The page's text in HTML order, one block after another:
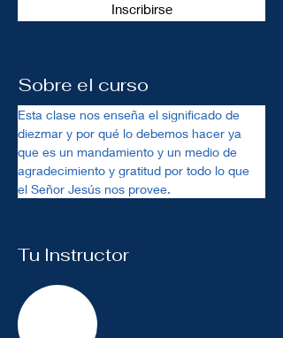
Inscribirse
Sobre el curso
Esta clase nos enseña el significado de
diezmar y por qué lo debemos hacer ya
que es un mandamiento y un medio de
agradecimiento y gratitud por todo lo que
el Señor Jesús nos provee.
Tu Instructor